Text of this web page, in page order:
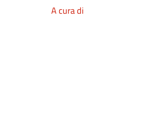
A cura di